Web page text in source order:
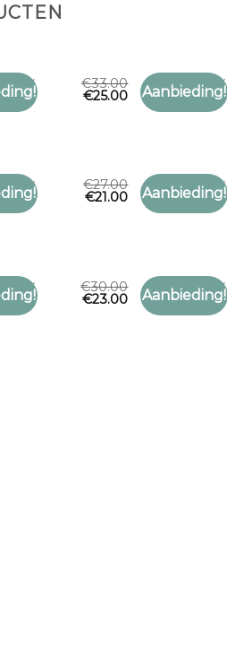
Toevoegen
€33.00
€25.00 Aanbieding!
SJAAL SHOEBY
sjaal shoeby
Toevoegen
€27.00
€21.00 Aanbieding!
SJAAL SHOEBY
sjaal shoeby
Toevoegen
€30.00
€23.00 Aanbieding!
SJAAL SHOEBY
sjaal shoeby